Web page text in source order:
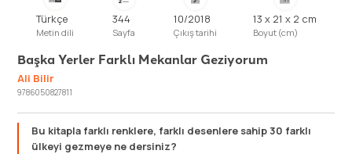
Türkçe
Metin dili
344
Sayfa
10/2018
Çıkış tarihi
13 x 21 x 2 cm
Boyut (cm)
Başka Yerler Farklı Mekanlar Geziyorum
Ali Bilir
9786050827811
Bu kitapla farklı renklere, farklı desenlere sahip 30 farklı
ülkeyi gezmeye ne dersiniz?